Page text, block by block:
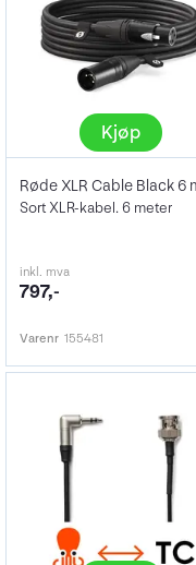
Kjøp
Røde XLR Cable Black 6
Sort XLR-kabel. 6 meter
inkl. mva
797,-
Varenr 155481